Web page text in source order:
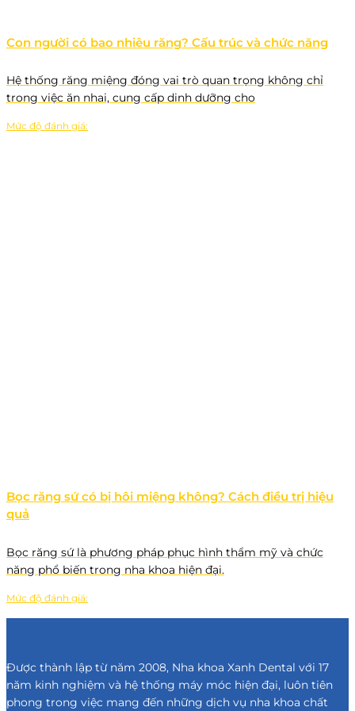
Con người có bao nhiêu răng? Cấu trúc và chức năng
Hệ thống răng miệng đóng vai trò quan trọng không chỉ
trong việc ăn nhai, cung cấp dinh dưỡng cho
Mức độ đánh giá:
Bọc răng sứ có bị hôi miệng không? Cách điều trị hiệu
quả
Bọc răng sứ là phương pháp phục hình thẩm mỹ và chức
năng phổ biến trong nha khoa hiện đại.
Mức độ đánh giá:
Được thành lập từ năm 2008, Nha khoa Xanh Dental với 17
năm kinh nghiệm và hệ thống máy móc hiện đại, luôn tiên
phong trong việc mang đến những dịch vụ nha khoa chất